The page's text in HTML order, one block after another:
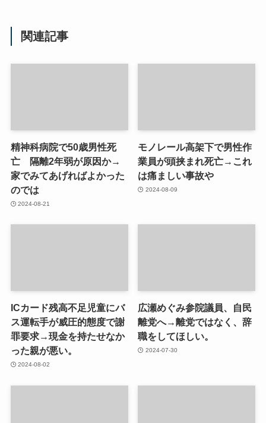
関連記事
精神科病院で50歳男性死
亡 隔離2年弱が原因か→
家でみてあげればよかった
のでは
2024-08-21
モノレール高架下で男性作
業員が頭挟まれ死亡→これ
は痛ましい事故や
2024-08-09
ICカード残高不足児童にバ
ス運転手が威圧的態度で謝
罪要求→現金を持たせなか
った親が悪い。
2024-08-02
広瀬めぐみ参院議員、自民
離党へ→離党ではなく、辞
職をしてほしい。
2024-07-30